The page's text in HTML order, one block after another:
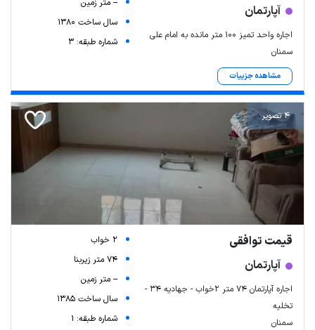
آپارتمان
اجاره واحد تمیز ۱۰۰ متر مانده به امام علی
سمنان
مشاهده جزییات
سال ساخت 1380
شماره طبقه: 3
4 تصویر
قیمت توافقی
آپارتمان
اجاره آپارتمان ۷۴ متر ۲خواب - جهادیه ۳۴ -
تخلیه
سمنان
2 خواب
74 متر زیربنا
-- متر زمین
سال ساخت 1385
شماره طبقه: 1